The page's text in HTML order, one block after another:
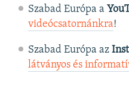
Szabad Európa a
videócsatornánkra!
Szabad Európa az
látványos és